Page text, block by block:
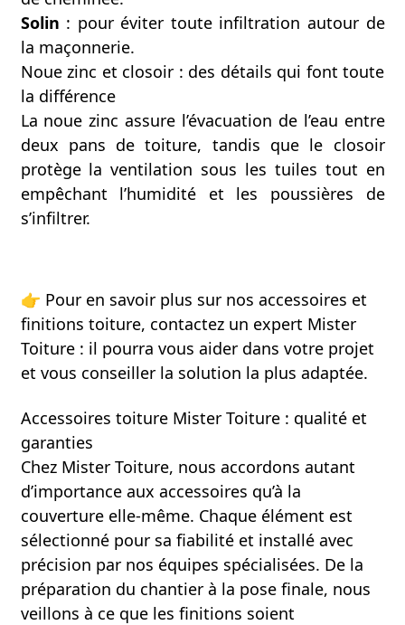
Solin : pour éviter toute infiltration autour de
la maçonnerie.
Noue zinc et closoir : des détails qui font toute
la différence
La noue zinc assure l’évacuation de l’eau entre
deux pans de toiture, tandis que le closoir
protège la ventilation sous les tuiles tout en
empêchant l’humidité et les poussières de
s’infiltrer.
👉 Pour en savoir plus sur nos accessoires et
finitions toiture, contactez un expert Mister
Toiture : il pourra vous aider dans votre projet
et vous conseiller la solution la plus adaptée.
Accessoires toiture Mister Toiture : qualité et
garanties
Chez Mister Toiture, nous accordons autant
d’importance aux accessoires qu’à la
couverture elle-même. Chaque élément est
sélectionné pour sa fiabilité et installé avec
précision par nos équipes spécialisées. De la
préparation du chantier à la pose finale, nous
veillons à ce que les finitions soient